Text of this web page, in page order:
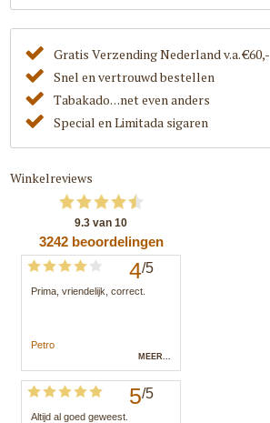
Gratis Verzending Nederland v.a. €60,-
Snel en vertrouwd bestellen
Tabakado. . .net even anders
Special en Limitada sigaren
Winkelreviews